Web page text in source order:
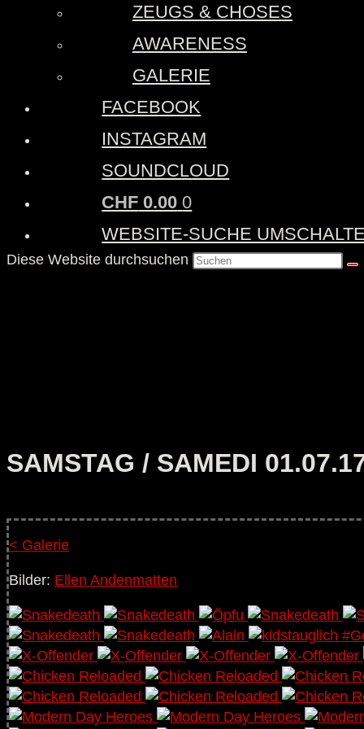
ZEUGS & CHOSES
AWARENESS
GALERIE
FACEBOOK
INSTAGRAM
SOUNDCLOUD
CHF 0.00 0
WEBSITE-SUCHE
Diese Website durchsuchen
SAMSTAG / SAMEDI
< Galerie
Bilder: Ellen Andenmatten